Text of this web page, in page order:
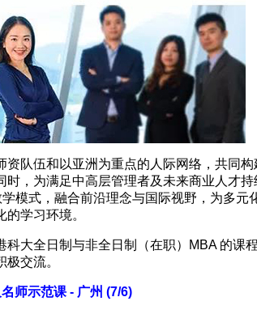
队伍和以亚洲为重点的人际网络，共同
时，为满足中高层管理者及未来商业人才
模式，融合前沿理念与国际视野，为多元
学习环境。
大全日制与非全日制（在职）MBA 的课
交流。
师示范课 - 广州 (7/6)